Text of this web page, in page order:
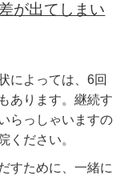
が出てしまい
によっては、6回
あります。継続す
らっしゃいますの
ください。
すために、一緒に